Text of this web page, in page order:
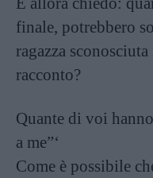
finale, potrebbero
ragazza
racconto?
Quante di voi
a me”‘
Come è possibile